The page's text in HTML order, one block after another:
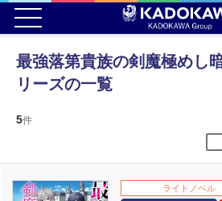
最強落第貴族の剣魔極めし
リーズの一覧
5件
ライトノベル